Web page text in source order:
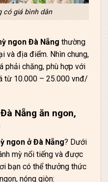
có giá bình dân
ngon Đà Nẵng thường
và địa điểm. Nhìn chung,
phải chăng, phù hợp với
từ 10.000 – 25.000 vnđ/
Nẵng ăn ngon,
ngon ở Đà Nẵng? Dưới
mỳ nổi tiếng và được
bạn có thể thưởng thức
nóng giòn: